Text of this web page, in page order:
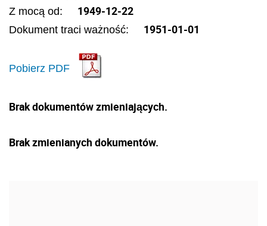
Z mocą od: 1949-12-22
Dokument traci ważność: 1951-01-01
Pobierz PDF
Brak dokumentów zmieniających.
Brak zmienianych dokumentów.